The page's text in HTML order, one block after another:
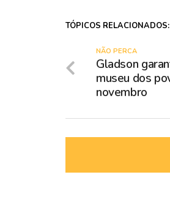
TÓPICOS RELACIONADOS:
NÃO PERCA
Gladson
museu dos
novembro